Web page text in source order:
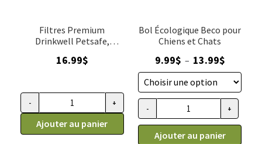
Filtres Premium
Drinkwell Petsafe,
16.99$
quantité
Filtres
- +
Ajouter au panier
Bol Écologique Beco pour
Chiens et Chats
9.99$ – 13.99$Plage
de
prix :
9.99$
à
13.99$
quantité
de
- +
Ajouter au panier